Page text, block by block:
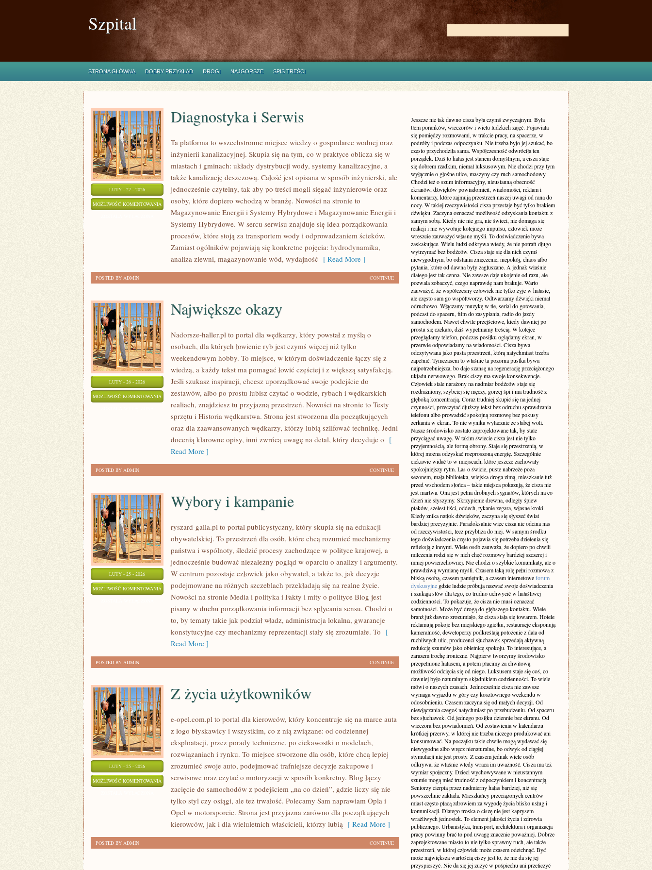
Szpital
STRONA GŁÓWNA DOBRY PRZYKŁAD DROGI NAJGORSZE SPIS TREŚCI
LUTY - 27 - 2026
MOŻLIWOŚĆ KOMENTOWANIA DIAGNOSTYKA
SERWIS
Diagnostyka i Serwis
Ta platforma to wszechstronne miejsce wiedzy o gospodarce wodnej oraz
inżynierii kanalizacyjnej. Skupia się na tym, co w praktyce oblicza się w
miastach i gminach: układy dystrybucji wody, systemy kanalizacyjne, a
także kanalizację deszczową. Całość jest opisana w sposób inżynierski, ale
jednocześnie czytelny, tak aby po treści mogli sięgać inżynierowie oraz
osoby, które dopiero wchodzą w branżę. Nowości na stronie to
Magazynowanie Energii i Systemy Hybrydowe i Magazynowanie Energii i
Systemy Hybrydowe. W sercu serwisu znajduje się idea porządkowania
procesów, które stoją za transportem wody i odprowadzaniem ścieków.
Zamiast ogólników pojawiają się konkretne pojęcia: hydrodynamika,
analiza zlewni, magazynowanie wód, wydajność [ Read More ]
CONTINUE
POSTED BY ADMIN
LUTY - 26 - 2026
MOŻLIWOŚĆ KOMENTOWANIA NAJWIĘKSZE
OKAZY
Największe okazy
Nadorsze-haller.pl to portal dla wędkarzy, który powstał z myślą o
osobach, dla których łowienie ryb jest czymś więcej niż tylko
weekendowym hobby. To miejsce, w którym doświadczenie łączy się z
wiedzą, a każdy tekst ma pomagać łowić częściej i z większą satysfakcją.
Jeśli szukasz inspiracji, chcesz uporządkować swoje podejście do
zestawów, albo po prostu lubisz czytać o wodzie, rybach i wędkarskich
realiach, znajdziesz tu przyjazną przestrzeń. Nowości na stronie to Testy
sprzętu i Historia wędkarstwa. Strona jest stworzona dla początkujących
oraz dla zaawansowanych wędkarzy, którzy lubią szlifować technikę. Jedni
docenią klarowne opisy, inni zwrócą uwagę na detal, który decyduje o [
Read More ]
CONTINUE
POSTED BY ADMIN
LUTY - 25 - 2026
MOŻLIWOŚĆ KOMENTOWANIA WYBORY
KAMPANIE
Wybory i kampanie
ryszard-galla.pl to portal publicystyczny, który skupia się na edukacji
obywatelskiej. To przestrzeń dla osób, które chcą rozumieć mechanizmy
państwa i wspólnoty, śledzić procesy zachodzące w polityce krajowej, a
jednocześnie budować niezależny pogląd w oparciu o analizy i argumenty.
W centrum pozostaje człowiek jako obywatel, a także to, jak decyzje
podejmowane na różnych szczeblach przekładają się na realne życie.
Nowości na stronie Media i polityka i Fakty i mity o polityce Blog jest
pisany w duchu porządkowania informacji bez spłycania sensu. Chodzi o
to, by tematy takie jak podział władz, administracja lokalna, gwarancje
konstytucyjne czy mechanizmy reprezentacji stały się zrozumiałe. To [
Read More ]
CONTINUE
POSTED BY ADMIN
LUTY - 25 - 2026
MOŻLIWOŚĆ KOMENTOWANIA
ŻYCIA
UŻYTKOWNIKÓW
Z życia użytkowników
e-opel.com.pl to portal dla kierowców, który koncentruje się na marce auta
z logo błyskawicy i wszystkim, co z nią związane: od codziennej
eksploatacji, przez porady techniczne, po ciekawostki o modelach,
rozwiązaniach i rynku. To miejsce stworzone dla osób, które chcą lepiej
zrozumieć swoje auto, podejmować trafniejsze decyzje zakupowe i
serwisowe oraz czytać o motoryzacji w sposób konkretny. Blog łączy
zacięcie do samochodów z podejściem „na co dzień”, gdzie liczy się nie
tylko styl czy osiągi, ale też trwałość. Polecamy Sam naprawiam Opla i
Opel w motorsporcie. Strona jest przyjazna zarówno dla początkujących
kierowców, jak i dla wieluletnich właścicieli, którzy lubią [ Read More ]
CONTINUE
POSTED BY ADMIN
Jeszcze nie tak dawno cisza była czymś zwyczajnym. Była
tłem poranków, wieczorów i wielu ludzkich zajęć. Pojawiała
się pomiędzy rozmowami, w trakcie pracy, na spacerze, w
podróży i podczas odpoczynku. Nie trzeba było jej szukać, bo
często przychodziła sama. Współczesność odwróciła ten
porządek. Dziś to hałas jest stanem domyślnym, a cisza staje
się dobrem rzadkim, niemal luksusowym. Nie chodzi przy tym
wyłącznie o głośne ulice, maszyny czy ruch samochodowy.
Chodzi też o szum informacyjny, nieustanną obecność
ekranów, dźwięków powiadomień, wiadomości, reklam i
komentarzy, które zajmują przestrzeń naszej uwagi od rana do
nocy. W takiej rzeczywistości cisza przestaje być tylko brakiem
dźwięku. Zaczyna oznaczać możliwość odzyskania kontaktu z
samym sobą. Kiedy nic nie gra, nie świeci, nie domaga się
reakcji i nie wywołuje kolejnego impulsu, człowiek może
wreszcie zauważyć własne myśli. To doświadczenie bywa
zaskakujące. Wielu ludzi odkrywa wtedy, że nie potrafi długo
wytrzymać bez bodźców. Cisza staje się dla nich czymś
niewygodnym, bo odsłania zmęczenie, niepokój, chaos albo
pytania, które od dawna były zagłuszane. A jednak właśnie
dlatego jest tak cenna. Nie zawsze daje ukojenie od razu, ale
pozwala zobaczyć, czego naprawdę nam brakuje. Warto
zauważyć, że współczesny człowiek nie tylko żyje w hałasie,
ale często sam go współtworzy. Odtwarzamy dźwięki niemal
odruchowo. Włączamy muzykę w tle, serial do gotowania,
podcast do spaceru, film do zasypiania, radio do jazdy
samochodem. Nawet chwile przejściowe, kiedy dawniej po
prostu się czekało, dziś wypełniamy treścią. W kolejce
przeglądamy telefon, podczas posiłku oglądamy ekran, w
przerwie odpowiadamy na wiadomości. Cisza bywa
odczytywana jako pusta przestrzeń, którą natychmiast trzeba
zapełnić. Tymczasem to właśnie ta pozorna pustka bywa
najpotrzebniejsza, bo daje szansę na regenerację przeciążonego
układu nerwowego. Brak ciszy ma swoje konsekwencje.
Człowiek stale narażony na nadmiar bodźców staje się
rozdrażniony, szybciej się męczy, gorzej śpi i ma trudność z
głęboką koncentracją. Coraz trudniej skupić się na jednej
czynności, przeczytać dłuższy tekst bez odruchu sprawdzania
telefonu albo prowadzić spokojną rozmowę bez pokusy
zerkania w ekran. To nie wynika wyłącznie ze słabej woli.
Nasze środowisko zostało zaprojektowane tak, by stale
przyciągać uwagę. W takim świecie cisza jest nie tylko
przyjemnością, ale formą obrony. Staje się przestrzenią, w
której można odzyskać rozproszoną energię. Szczególnie
ciekawie widać to w miejscach, które jeszcze zachowały
spokojniejszy rytm. Las o świcie, puste nabrzeże poza
sezonem, mała biblioteka, wiejska droga zimą, mieszkanie tuż
przed wschodem słońca – takie miejsca pokazują, że cisza nie
jest martwa. Ona jest pełna drobnych sygnałów, których na co
dzień nie słyszymy. Skrzypienie drewna, odległy śpiew
ptaków, szelest liści, oddech, tykanie zegara, własne kroki.
Kiedy znika natłok dźwięków, zaczyna się słyszeć świat
bardziej precyzyjnie. Paradoksalnie więc cisza nie odcina nas
od rzeczywistości, lecz przybliża do niej. W samym środku
tego doświadczenia często pojawia się potrzeba dzielenia się
refleksją z innymi. Wiele osób zauważa, że dopiero po chwili
milczenia rodzi się w nich chęć rozmowy bardziej szczerej i
mniej powierzchownej. Nie chodzi o szybkie komunikaty, ale o
prawdziwą wymianę myśli. Czasem taką rolę pełni rozmowa z
bliską osobą, czasem pamiętnik, a czasem internetoweforum
dyskusyjne gdzie ludzie próbują nazwać swoje doświadczenia
i szukają słów dla tego, co trudno uchwycić w hałaśliwej
codzienności. To pokazuje, że cisza nie musi oznaczać
samotności. Może być drogą do głębszego kontaktu. Wiele
branż już dawno zrozumiało, że cisza stała się towarem. Hotele
reklamują pokoje bez miejskiego zgiełku, restauracje eksponują
kameralność, deweloperzy podkreślają położenie z dala od
ruchliwych ulic, producenci słuchawek sprzedają aktywną
redukcję szumów jako obietnicę spokoju. To interesujące, a
zarazem trochę ironiczne. Najpierw tworzymy środowisko
przepełnione hałasem, a potem płacimy za chwilową
możliwość odcięcia się od niego. Luksusem staje się coś, co
dawniej było naturalnym składnikiem codzienności. To wiele
mówi o naszych czasach. Jednocześnie cisza nie zawsze
wymaga wyjazdu w góry czy kosztownego weekendu w
odosobnieniu. Czasem zaczyna się od małych decyzji. Od
niewłączania czegoś natychmiast po przebudzeniu. Od spaceru
bez słuchawek. Od jednego posiłku dziennie bez ekranu. Od
wieczora bez powiadomień. Od zostawienia w kalendarzu
krótkiej przerwy, w której nie trzeba niczego produkować ani
konsumować. Na początku takie chwile mogą wydawać się
niewygodne albo wręcz nienaturalne, bo odwyk od ciągłej
stymulacji nie jest prosty. Z czasem jednak wiele osób
odkrywa, że właśnie wtedy wraca im uważność. Cisza ma też
wymiar społeczny. Dzieci wychowywane w nieustannym
szumie mogą mieć trudność z odpoczynkiem i koncentracją.
Seniorzy cierpią przez nadmierny hałas bardziej, niż się
powszechnie zakłada. Mieszkańcy przeciążonych centrów
miast często płacą zdrowiem za wygodę życia blisko usług i
komunikacji. Dlatego troska o ciszę nie jest kaprysem
wrażliwych jednostek. To element jakości życia i zdrowia
publicznego. Urbanistyka, transport, architektura i organizacja
pracy powinny brać to pod uwagę znacznie poważniej. Dobrze
zaprojektowane miasto to nie tylko sprawny ruch, ale także
przestrzeń, w której człowiek może czasem odetchnąć. Być
może największą wartością ciszy jest to, że nie da się jej
przyspieszyć. Nie da się jej zużyć w pośpiechu ani przeliczyć